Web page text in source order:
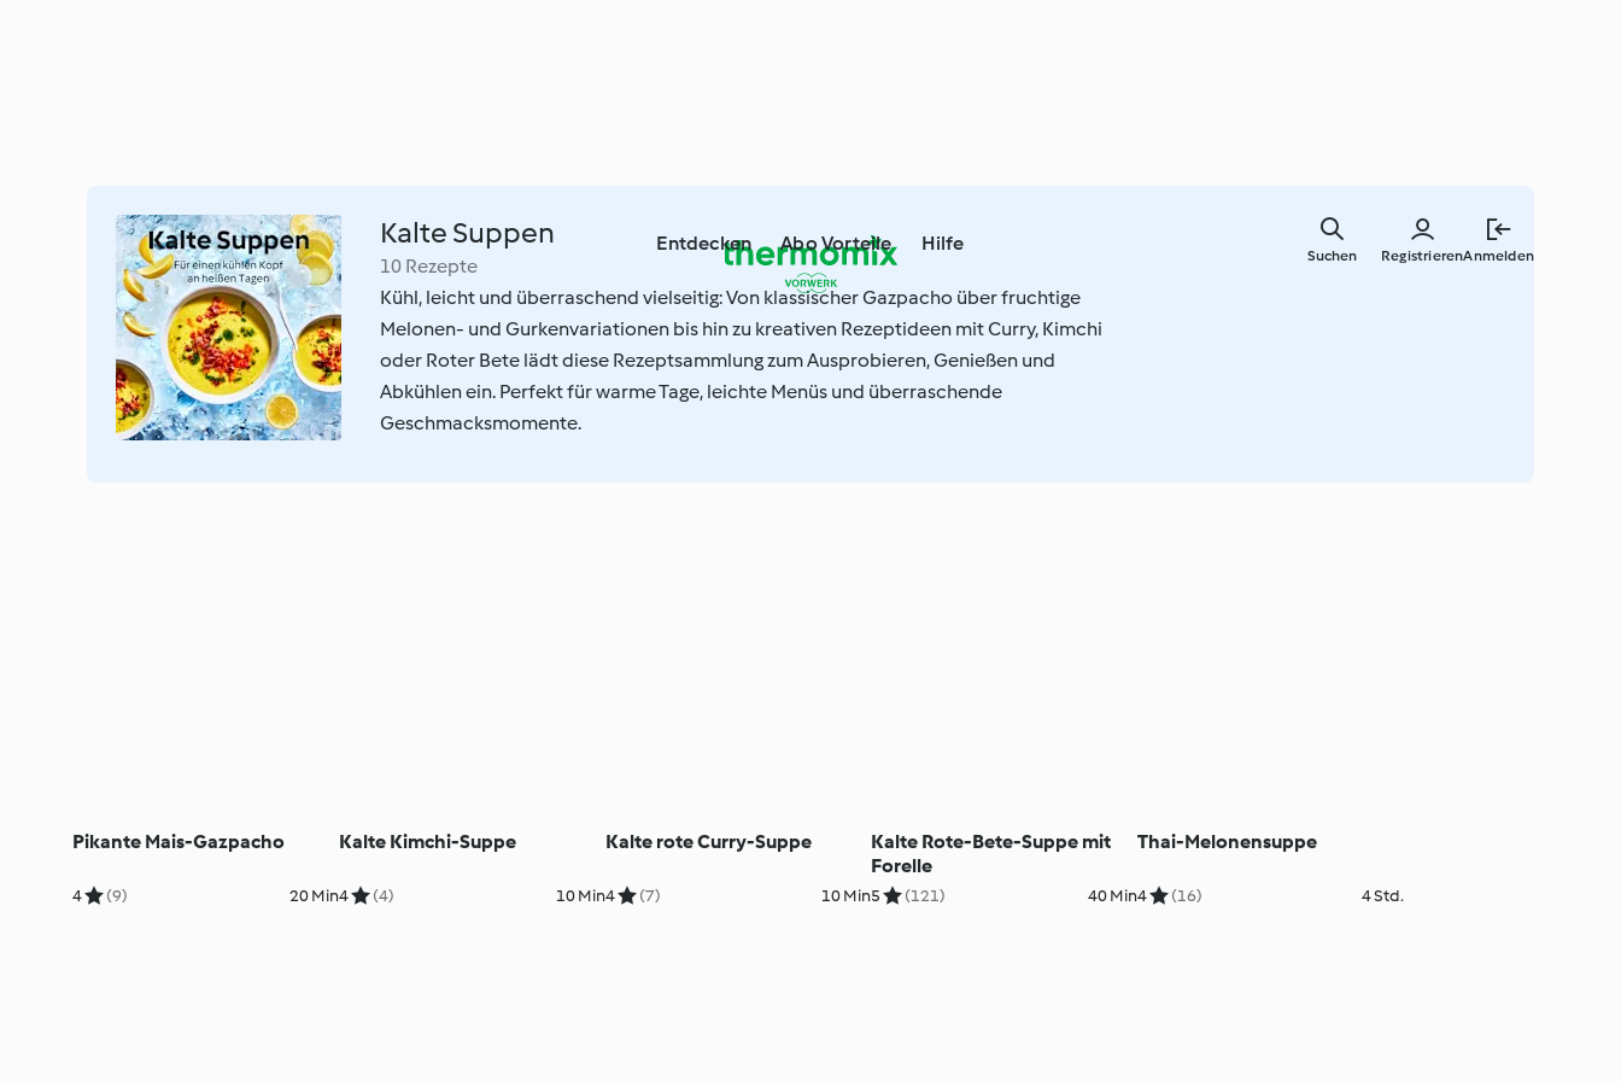
Entdecken Abo Vorteile Hilfe
RegistrierenAnmelden
Suchen
Kalte Suppen
10 Rezepte
Kühl, leicht und überraschend vielseitig: Von klassischer Gazpacho über fruchtige
Melonen- und Gurkenvariationen bis hin zu kreativen Rezeptideen mit Curry, Kimchi
oder Roter Bete lädt diese Rezeptsammlung zum Ausprobieren, Genießen und
Abkühlen ein. Perfekt für warme Tage, leichte Menüs und überraschende
Geschmacksmomente.
Pikante Mais-Gazpacho
4 (9) 20 Min
Kalte Kimchi-Suppe
4 (4) 10 Min
Kalte rote Curry-Suppe
4 (7) 10 Min
Kalte Rote-Bete-Suppe mit
Forelle
5 (121) 40 Min
Thai-Melonensuppe
4 (16) 4 Std.